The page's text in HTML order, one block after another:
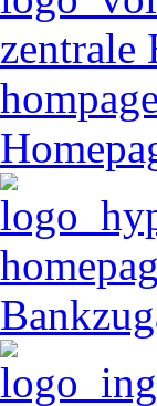
zentrale